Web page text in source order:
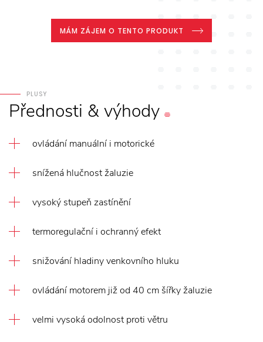
MÁM ZÁJEM O TENTO PRODUKT
PLUSY
Přednosti &výhody
ovládání manuální i motorické
snížená hlučnost žaluzie
vysoký stupeň zastínění
termoregulační i ochranný efekt
snižování hladiny venkovního hluku
ovládání motorem již od 40 cm šířky žaluzie
velmi vysoká odolnost proti větru